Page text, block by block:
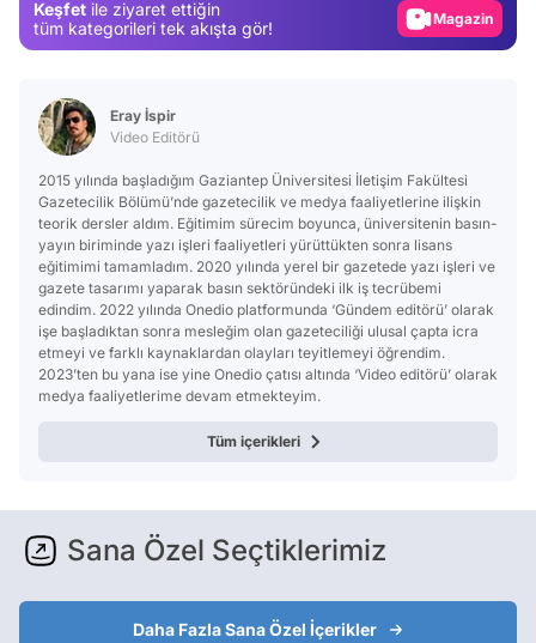
Keşfet ile ziyaret ettiğin
tüm kategorileri tek akışta gör!
Magazin
Eray İspir
Video Editörü
2015 yılında başladığım Gaziantep Üniversitesi İletişim Fakültesi
Gazetecilik Bölümü’nde gazetecilik ve medya faaliyetlerine ilişkin
teorik dersler aldım. Eğitimim sürecim boyunca, üniversitenin basın-
yayın biriminde yazı işleri faaliyetleri yürüttükten sonra lisans
eğitimimi tamamladım. 2020 yılında yerel bir gazetede yazı işleri ve
gazete tasarımı yaparak basın sektöründeki ilk iş tecrübemi
edindim. 2022 yılında Onedio platformunda ‘Gündem editörü’ olarak
işe başladıktan sonra mesleğim olan gazeteciliği ulusal çapta icra
etmeyi ve farklı kaynaklardan olayları teyitlemeyi öğrendim.
2023’ten bu yana ise yine Onedio çatısı altında ‘Video editörü’ olarak
medya faaliyetlerime devam etmekteyim.
Tüm içerikleri
Sana Özel Seçtiklerimiz
Daha Fazla Sana Özel İçerikler